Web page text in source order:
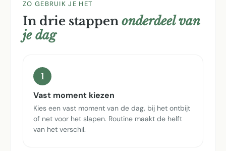
ZO GEBRUIK JE HET
In drie stappen onderdeel van
je dag
1
Vast moment kiezen
Kies een vast moment van de dag, bij het ontbijt
of net voor het slapen. Routine maakt de helft
van het verschil.